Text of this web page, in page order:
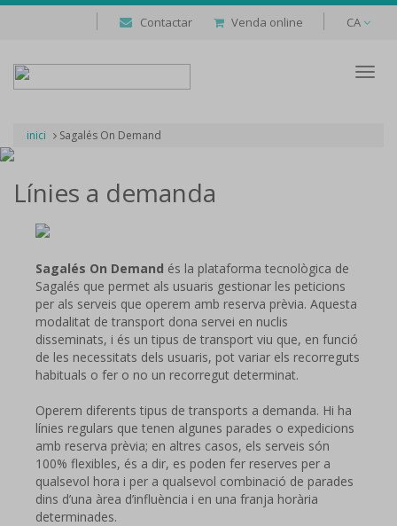
Contactar Venda online CA
inici Sagalés On Demand
Línies a demanda
Sagalés On Demand és la plataforma tecnològica de
Sagalés que permet als usuaris gestionar les peticions
per als serveis que operem amb reserva prèvia. Aquesta
modalitat de transport dona servei en nuclis
disseminats, i és un tipus de transport viu que, en funció
de les necessitats dels usuaris, pot variar els recorreguts
habituals o fer o no un recorregut determinat.
Operem diferents tipus de transports a demanda. Hi ha
línies regulars que tenen algunes parades o expedicions
amb reserva prèvia; en altres casos, els serveis són
100% flexibles, és a dir, es poden fer reserves per a
qualsevol hora i per a qualsevol combinació de parades
dins d’una àrea d’influència i en una franja horària
determinades.